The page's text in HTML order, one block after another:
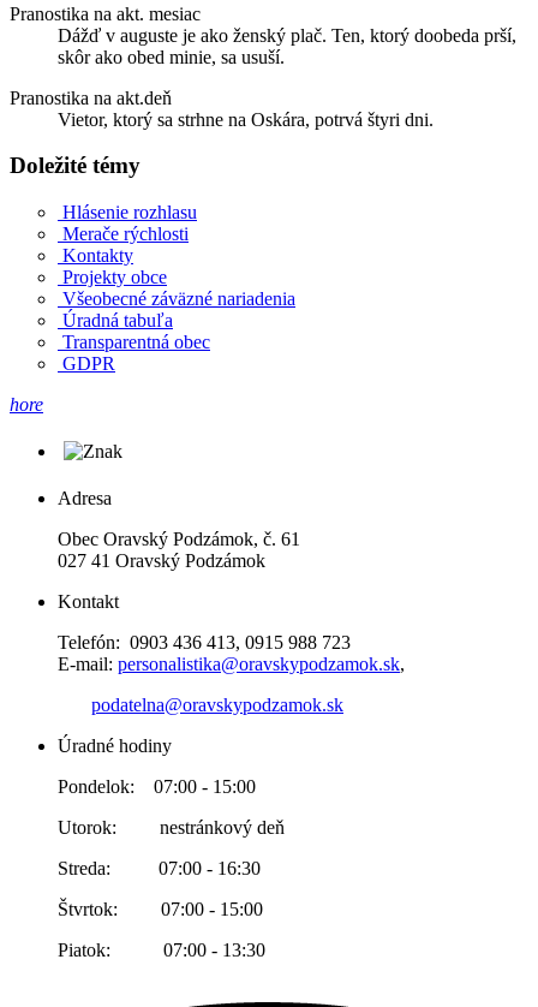
Pranostika na akt. mesiac
Dážď v auguste je ako ženský plač. Ten, ktorý doobeda prší,
skôr ako obed minie, sa usuší.
Pranostika na akt.deň
Vietor, ktorý sa strhne na Oskára, potrvá štyri dni.
Doležité témy
Hlásenie rozhlasu
Merače rýchlosti
Kontakty
Projekty obce
Všeobecné záväzné nariadenia
Úradná tabuľa
Transparentná obec
GDPR
hore
Adresa
Obec Oravský Podzámok, č. 61
027 41 Oravský Podzámok
Kontakt
Telefón: 0903 436 413, 0915 988 723
E-mail: personalistika@oravskypodzamok.sk,
podatelna@oravskypodzamok.sk
Úradné hodiny
Pondelok: 07:00 - 15:00
Utorok: nestránkový deň
Streda: 07:00 - 16:30
Štvrtok: 07:00 - 15:00
Piatok: 07:00 - 13:30